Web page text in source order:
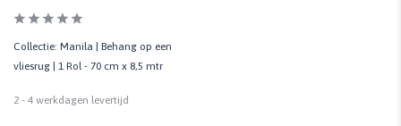
Collectie: Manila | Behang op een
vliesrug | 1 Rol - 70 cm x 8,5 mtr
2 - 4 werkdagen levertijd